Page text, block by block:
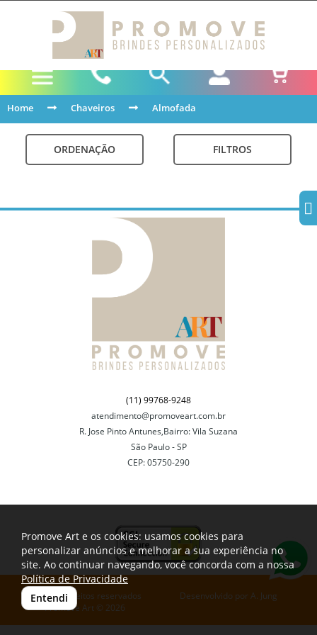
Home Chaveiros Almofada
ORDENAÇÃO FILTROS
(11) 99768-9248
atendimento@promoveart.com.br
R. Jose Pinto Antunes,Bairro: Vila Suzana
São Paulo - SP
CEP: 05750-290
Todos os direitos reservados
Promove Art © 2026
Desenvolvido por A. Jung
Promove Art e os cookies: usamos cookies para
personalizar anúncios e melhorar a sua experiência no
site. Ao continuar navegando, você concorda com a nossa
Política de Privacidade
Entendi